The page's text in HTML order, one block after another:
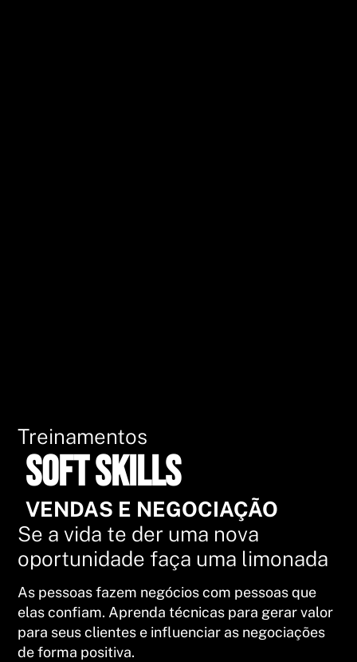
Treinamentos
Soft Skills
VENDAS E NEGOCIAÇÃO
Se a vida te der uma nova
oportunidade faça uma limonada
As pessoas fazem negócios com pessoas que
elas confiam. Aprenda técnicas para gerar valor
para seus clientes e influenciar as negociações
de forma positiva.